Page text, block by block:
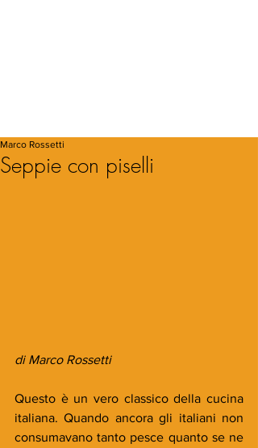
Seppie con piselli
Marco Rossetti
di Marco Rossetti
Questo è un vero classico della cucina
italiana. Quando ancora gli italiani non
consumavano tanto pesce quanto se ne